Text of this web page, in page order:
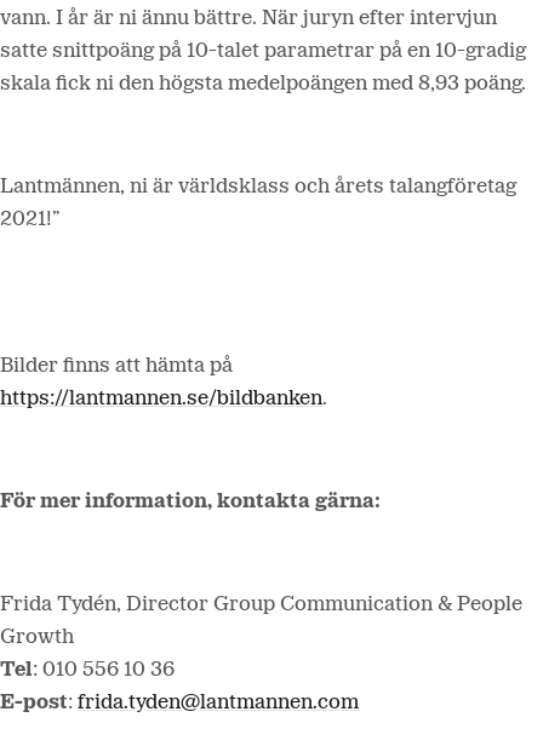
vann. I år är ni ännu bättre. När juryn efter intervjun
satte snittpoäng på 10-talet parametrar på en 10-gradig
skala fick ni den högsta medelpoängen med 8,93 poäng.
Lantmännen, ni är världsklass och årets talangföretag
2021!”
Bilder finns att hämta på
https://lantmannen.se/bildbanken.
För mer information, kontakta gärna:
Frida Tydén, Director Group Communication & People
Growth
Tel: 010 556 10 36
E-post: frida.tyden@lantmannen.com